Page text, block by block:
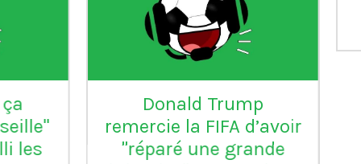
L'Inter Milan est le seul
club italien qui n'a
jamais été relégué en